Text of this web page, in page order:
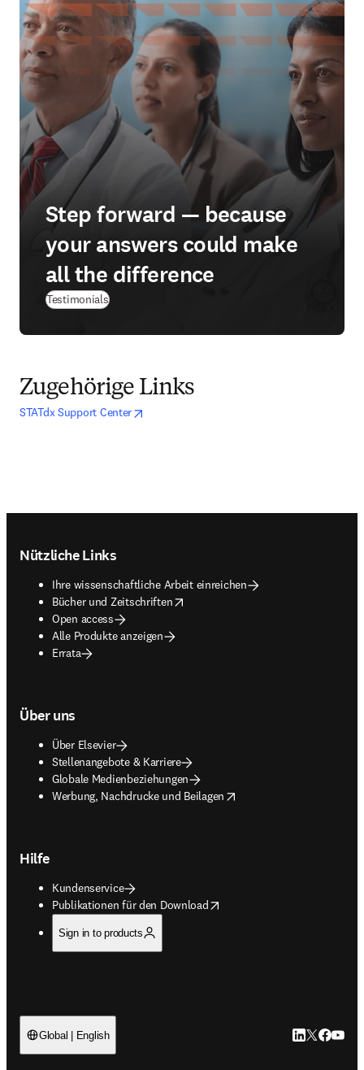
Step forward — because
your answers could make
all the difference
Testimonials
Zugehörige Links
STATdx Support CenterWird in neuem Tab/Fenster geöffnet
opens in new tab/window
Nützliche Links
Ihre wissenschaftliche Arbeit einreichen
Bücher und Zeitschriften
opens in new tab/window
Open access
Alle Produkte anzeigen
Errata
Über uns
Über Elsevier
Stellenangebote & Karriere
Globale Medienbeziehungen
Werbung, Nachdrucke und Beilagen
opens in new tab/window
Hilfe
Kundenservice
Publikationen für den Download
opens in new tab/window
Sign in to products
Global | English LinkedIn
Twitter